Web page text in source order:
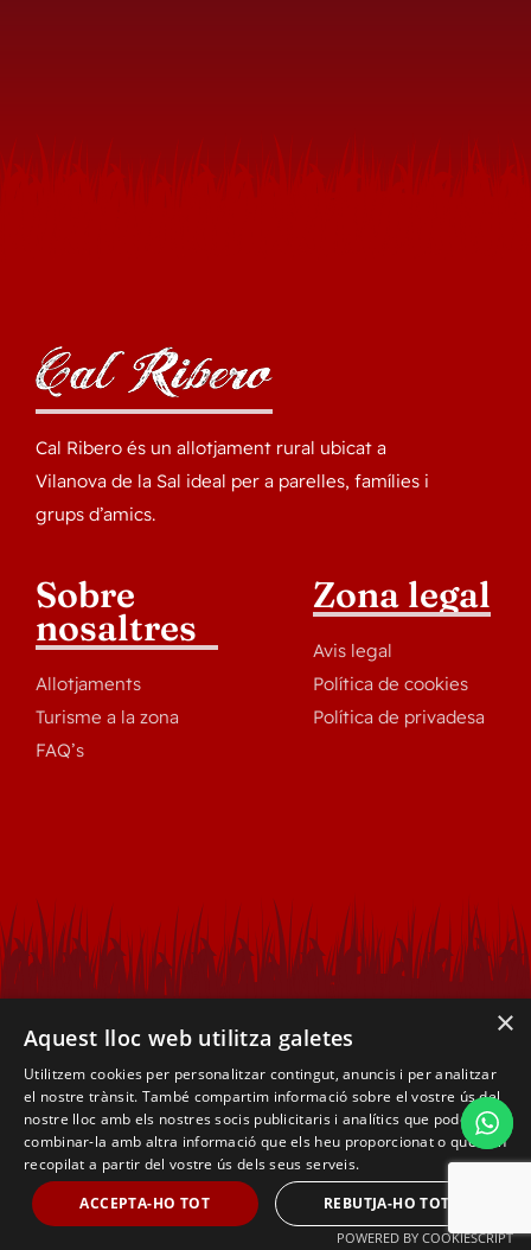
Cal Ribero és un allotjament rural ubicat a
Vilanova de la Sal ideal per a parelles, famílies i
grups d’amics.
Sobre
nosaltres
Allotjaments
Turisme a la zona
FAQ’s
Zona legal
Avis legal
Política de cookies
Política de privadesa
© 2026 | Tots els drets reservats - Creat amb
per
CompsaOnline
×
Aquest lloc web utilitza galetes
Utilitzem cookies per personalitzar contingut, anuncis i per analitzar
el nostre trànsit. També compartim informació sobre el vostre ús del
nostre lloc amb els nostres socis publicitaris i analítics que poden
combinar-la amb altra informació que els heu proporcionat o que han
recopilat a partir del vostre ús dels seus serveis.
ACCEPTA-HO TOT
REBUTJA-HO TOT
POWERED BY COOKIESCRIPT